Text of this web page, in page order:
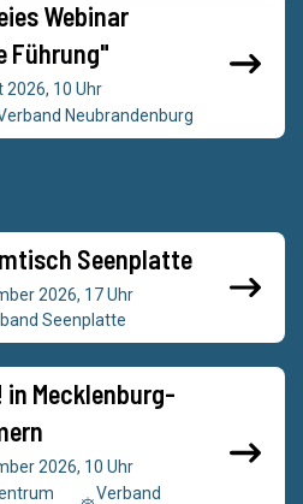
Webinar
Führung"
2026, 10 Uhr
Neubrandenburg
Seenplatte
2026, 17 Uhr
Seenplatte
in Mecklenburg-
2026, 10 Uhr
Verband